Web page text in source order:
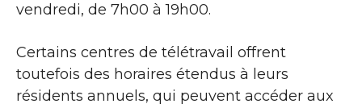
vendredi, de 7h00 à 19h00.
Certains centres de télétravail offrent
toutefois des horaires étendus à leurs
résidents annuels, qui peuvent accéder aux